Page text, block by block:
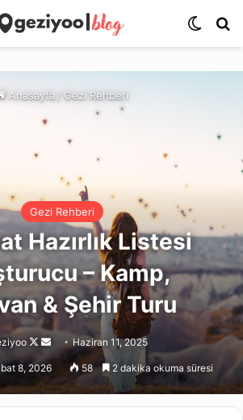
Dış
Anasayfa / Gezi Rehberi
Gezi Rehberi
Hazırlık Listesi
– Kamp,
& Şehir Turu
Follow
on
X
Bir
e-
posta
Haziran 11, 2025
8, 2026 58 2 dakika okuma süresi